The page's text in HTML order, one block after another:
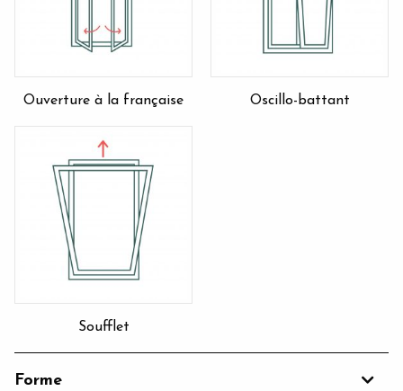
Ouverture à la française Oscillo-battant
Soufflet
Forme